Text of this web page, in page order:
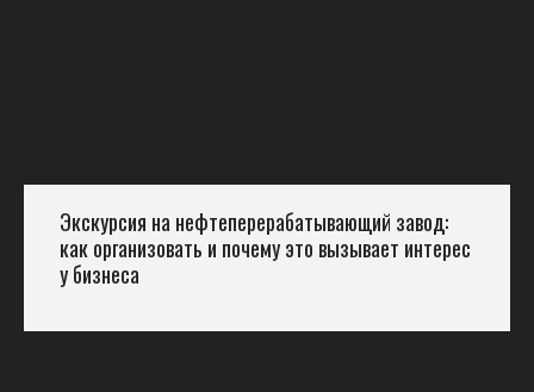
Экскурсия на нефтеперерабатывающий завод:
как организовать и почему это вызывает интерес
у бизнеса